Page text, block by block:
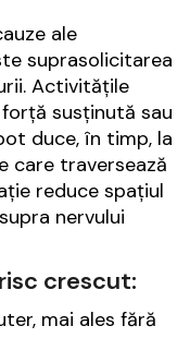
ale
suprasolicitarea
Activitățile
susținută sau
duce, în timp, la
care traversează
reduce spațiul
nervului
crescut:
mai ales fără